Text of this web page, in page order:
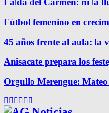
Falda del Carmen: ni la
Fútbol femenino en
45 años frente al aula: la
Anisacate prepara los
Orgullo Merengue:
Facebook
Twitter
Instagram
Pinterest
Google